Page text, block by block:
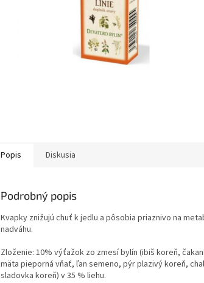
Popis Diskusia
Podrobný popis
Kvapky znižujú chuť k jedlu a pôsobia priaznivo na
nadváhu.
Zloženie: 10% výťažok zo zmesí bylín (ibiš koreň,
mäta pieporná vňať, ľan semeno, pýr plazivý koreň,
sladovka koreň) v 35 % liehu.